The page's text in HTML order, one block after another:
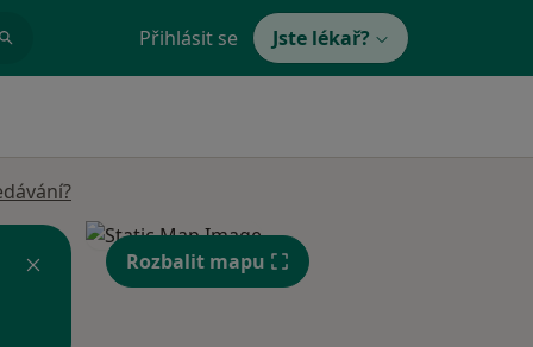
Přihlásit se Jste lékař?
Rozbalit mapu